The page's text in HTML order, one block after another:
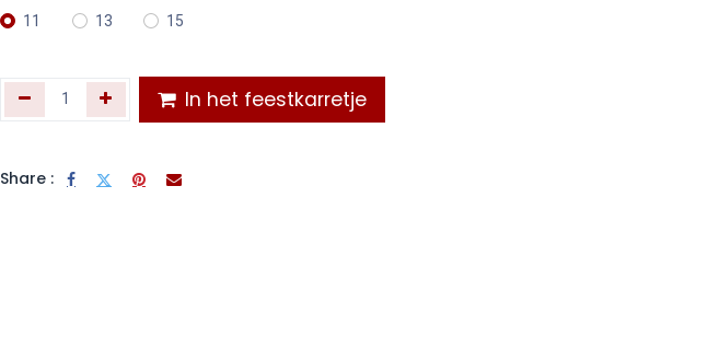
11 13 15
In het feestkarretje
Share :